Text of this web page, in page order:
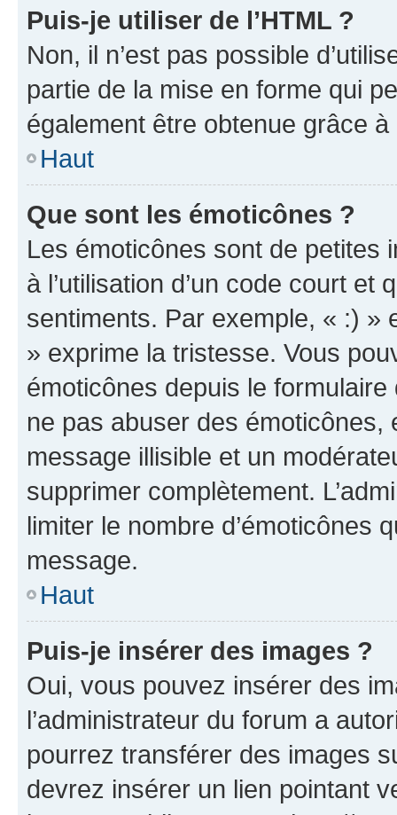
Puis-je utiliser de l’HTML ?
Non, il n’est pas possible
partie de la mise en forme qui
également être obtenue grâce à
Haut
Que sont les émoticônes ?
Les émoticônes sont de petites
à l’utilisation d’un code court et
sentiments. Par exemple, « :) »
» exprime la tristesse. Vous
émoticônes depuis le
ne pas abuser des
message illisible et un
supprimer complètement.
limiter le nombre d’émoticônes
message.
Haut
Puis-je insérer des images ?
Oui, vous pouvez insérer des
l’administrateur du forum a
pourrez transférer des images
devrez insérer un lien pointant